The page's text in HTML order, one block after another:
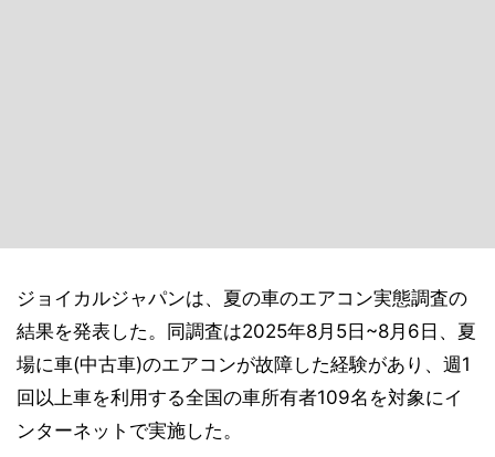
ジョイカルジャパンは、夏の車のエアコン実態調査の
結果を発表した。同調査は2025年8月5日~8月6日、夏
場に車(中古車)のエアコンが故障した経験があり、週1
回以上車を利用する全国の車所有者109名を対象にイ
ンターネットで実施した。